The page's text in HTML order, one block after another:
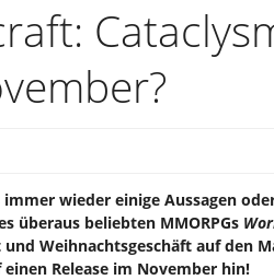
wieder einige Aussagen
überaus beliebten MMORPGs
Weihnachtsgeschäft auf den
Release im November hin!